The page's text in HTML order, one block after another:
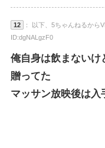
12
： 以下、5ちゃんねるから
ID:dgNALgzF0
俺自身は飲まないけ
贈ってた
マッサン放映後は入